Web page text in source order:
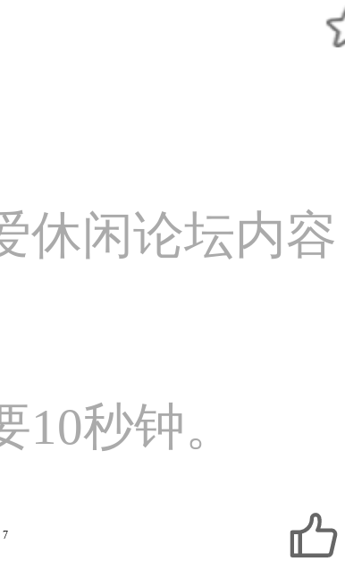
休闲论坛内
秒钟。
7